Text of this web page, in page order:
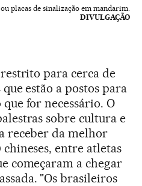
placas de sinalização em mandarim.
DIVULGAÇÃO
para cerca de
estão a postos para
for necessário. O
sobre cultura e
receber da melhor
entre atletas
começaram a chegar
"Os brasileiros